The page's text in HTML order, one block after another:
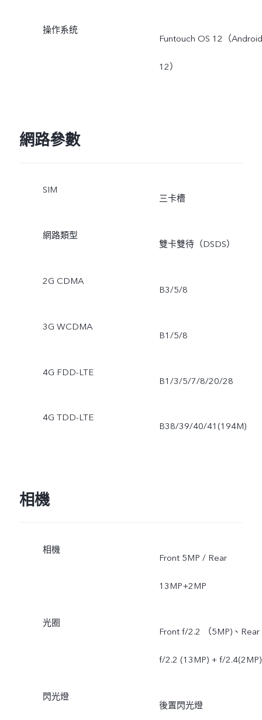
操作系统
Funtouch OS 12（Android
12）
網路參數
SIM
三卡槽
網路類型
雙卡雙待（DSDS）
2G CDMA
B3/5/8
3G WCDMA
B1/5/8
4G FDD-LTE
B1/3/5/7/8/20/28
4G TDD-LTE
B38/39/40/41(194M)
相機
相機
Front 5MP / Rear
13MP+2MP
光圈
Front f/2.2 （5MP)、Rear
f/2.2 (13MP) + f/2.4(2MP)
閃光燈
後置閃光燈